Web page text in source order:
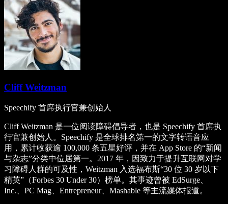
Cliff Weitzman
Speechify 首席执行官兼创始人
Cliff Weitzman 是一位阅读障碍倡导者，也是 Speechify 首席执
行官兼创始人。Speechify 是全球排名第一的文字转语音应
用，累计收获逾 100,000 条五星好评，并在 App Store 的“新闻
与杂志”分类中位居第一。2017 年，因致力于提升互联网对学
习障碍人群的可及性，Weitzman 入选福布斯“30 位 30 岁以下
精英”（Forbes 30 Under 30）榜单。其事迹曾被 EdSurge、
Inc.、PC Mag、Entrepreneur、Mashable 等主流媒体报道。